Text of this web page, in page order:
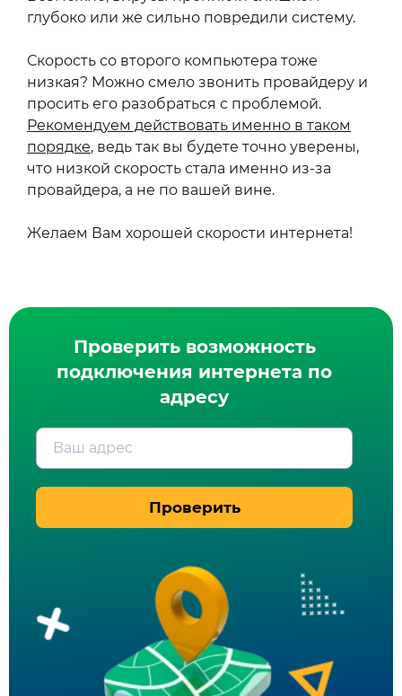
глубоко или же сильно повредили систему.
Скорость со второго компьютера тоже
низкая? Можно смело звонить провайдеру и
просить его разобраться с проблемой.
Рекомендуем действовать именно в таком
порядке, ведь так вы будете точно уверены,
что низкой скорость стала именно из-за
провайдера, а не по вашей вине.
Желаем Вам хорошей скорости интернета!
Проверить возможность
подключения интернета по
адресу
Ваш адрес
Проверить